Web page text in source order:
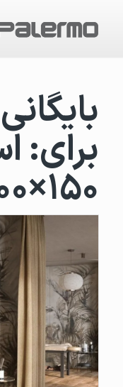
برای:
۱۵۰×۳۰۰